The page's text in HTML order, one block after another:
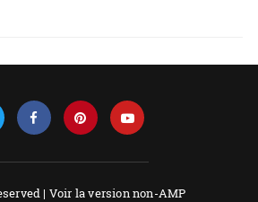
| Voir la version non-AMP